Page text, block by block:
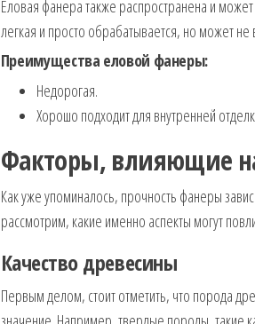
Еловая фанера также распространена и
легкая и просто обрабатывается, но может
Преимущества еловой фанеры:
Недорогая.
Хорошо подходит для внутренней
Факторы, влияющие
Как уже упоминалось, прочность фанеры
рассмотрим, какие именно аспекты могут
Качество древесины
Первым делом, стоит отметить, что порода